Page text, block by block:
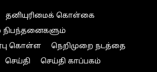
தனியுரிமைக் கொள்கை
நிபந்தனைகளும்
கொள்ள
நெறிமுறை நடத்தை
செய்தி
செய்தி காப்பகம்